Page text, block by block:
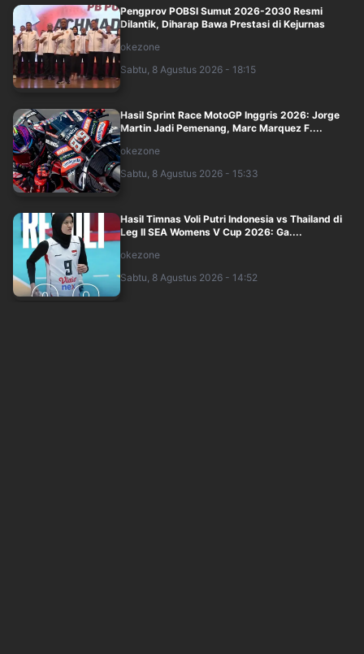
Pengprov POBSI Sumut 2026-2030 Resmi
Dilantik, Diharap Bawa Prestasi di Kejurnas
okezone
Sabtu, 8 Agustus 2026 - 18:15
Hasil Sprint Race MotoGP Inggris 2026: Jorge
Martin Jadi Pemenang, Marc Marquez F....
okezone
Sabtu, 8 Agustus 2026 - 15:33
Hasil Timnas Voli Putri Indonesia vs Thailand di
Leg II SEA Womens V Cup 2026: Ga....
okezone
Sabtu, 8 Agustus 2026 - 14:52